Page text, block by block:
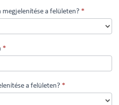
megjelenítése a felületen? *
*
a felületen? *